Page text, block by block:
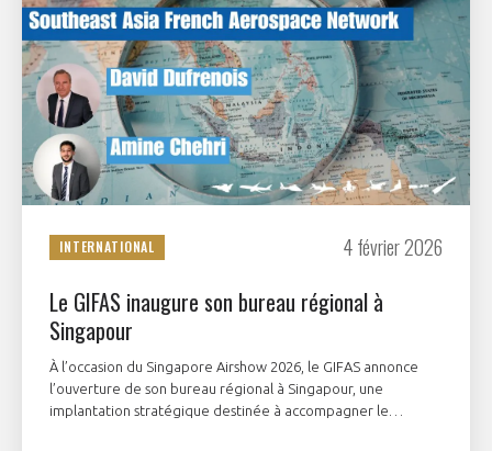
INTERNATIONAL 4 février 2026
Le GIFAS inaugure son bureau régional à
Singapour
À l’occasion du Singapore Airshow 2026, le GIFAS annonce
l’ouverture de son bureau régional à Singapour, une
implantation stratégique destinée à accompagner le